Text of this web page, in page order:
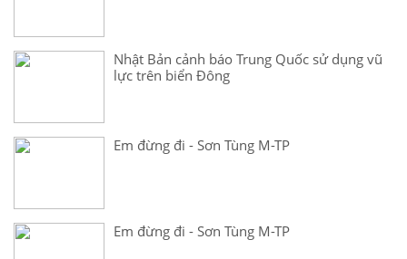
Nhật Bản cảnh báo Trung Quốc sử dụng vũ
lực trên biển Đông
Em đừng đi - Sơn Tùng M-TP
Em đừng đi - Sơn Tùng M-TP